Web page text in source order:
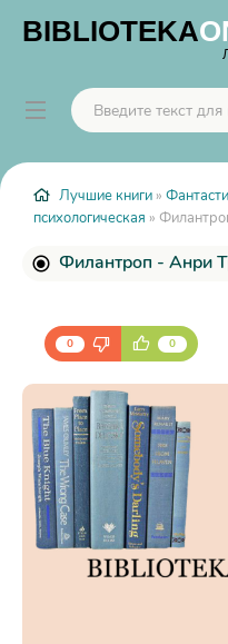
BIBLIOTEKA
Лучшие книги »
психологическая »
Филантроп - Анри
0 0